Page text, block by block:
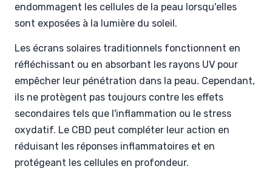
endommagent les cellules de la peau lorsqu'elles
sont exposées à la lumière du soleil.
Les écrans solaires traditionnels fonctionnent en
réfléchissant ou en absorbant les rayons UV pour
empêcher leur pénétration dans la peau. Cependant,
ils ne protègent pas toujours contre les effets
secondaires tels que l'inflammation ou le stress
oxydatif. Le CBD peut compléter leur action en
réduisant les réponses inflammatoires et en
protégeant les cellules en profondeur.